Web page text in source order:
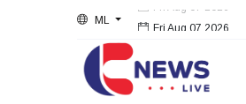
ML Fri Aug 07 2026